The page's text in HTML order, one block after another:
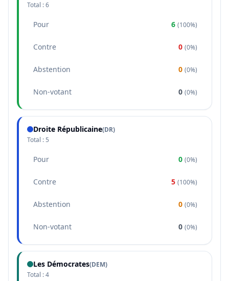
Total :6
Pour 6 (100%)
Contre 0 (0%)
Abstention 0 (0%)
Non-votant 0 (0%)
Droite Républicaine(DR)
Total : 5
Pour 0 (0%)
Contre 5 (100%)
Abstention 0 (0%)
Non-votant 0 (0%)
Les Démocrates(DEM)
Total :4